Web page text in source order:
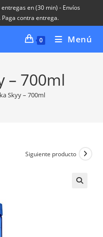
en (30 min) - Envíos
contra entrega.
0 Menú
– 700ml
Skyy – 700ml
Siguiente producto